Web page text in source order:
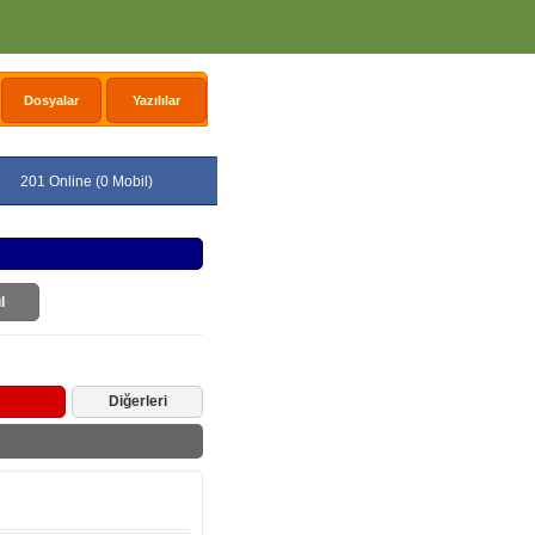
Dosyalar Yazılılar
201 Online (0 Mobil)
Diğerleri